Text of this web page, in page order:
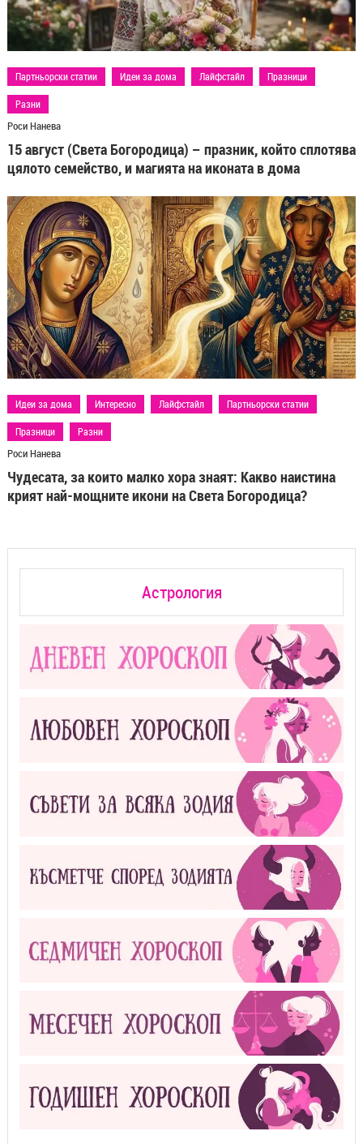
Партньорски статии Идеи за дома Лайфстайл Празници
Разни
Роси Нанева
15 август (Света Богородица) – празник, който сплотява
цялото семейство, и магията на иконата в дома
Идеи за дома Интересно Лайфстайл Партньорски статии
Празници Разни
Роси Нанева
Чудесата, за които малко хора знаят: Какво наистина
крият най-мощните икони на Света Богородица?
Астрология